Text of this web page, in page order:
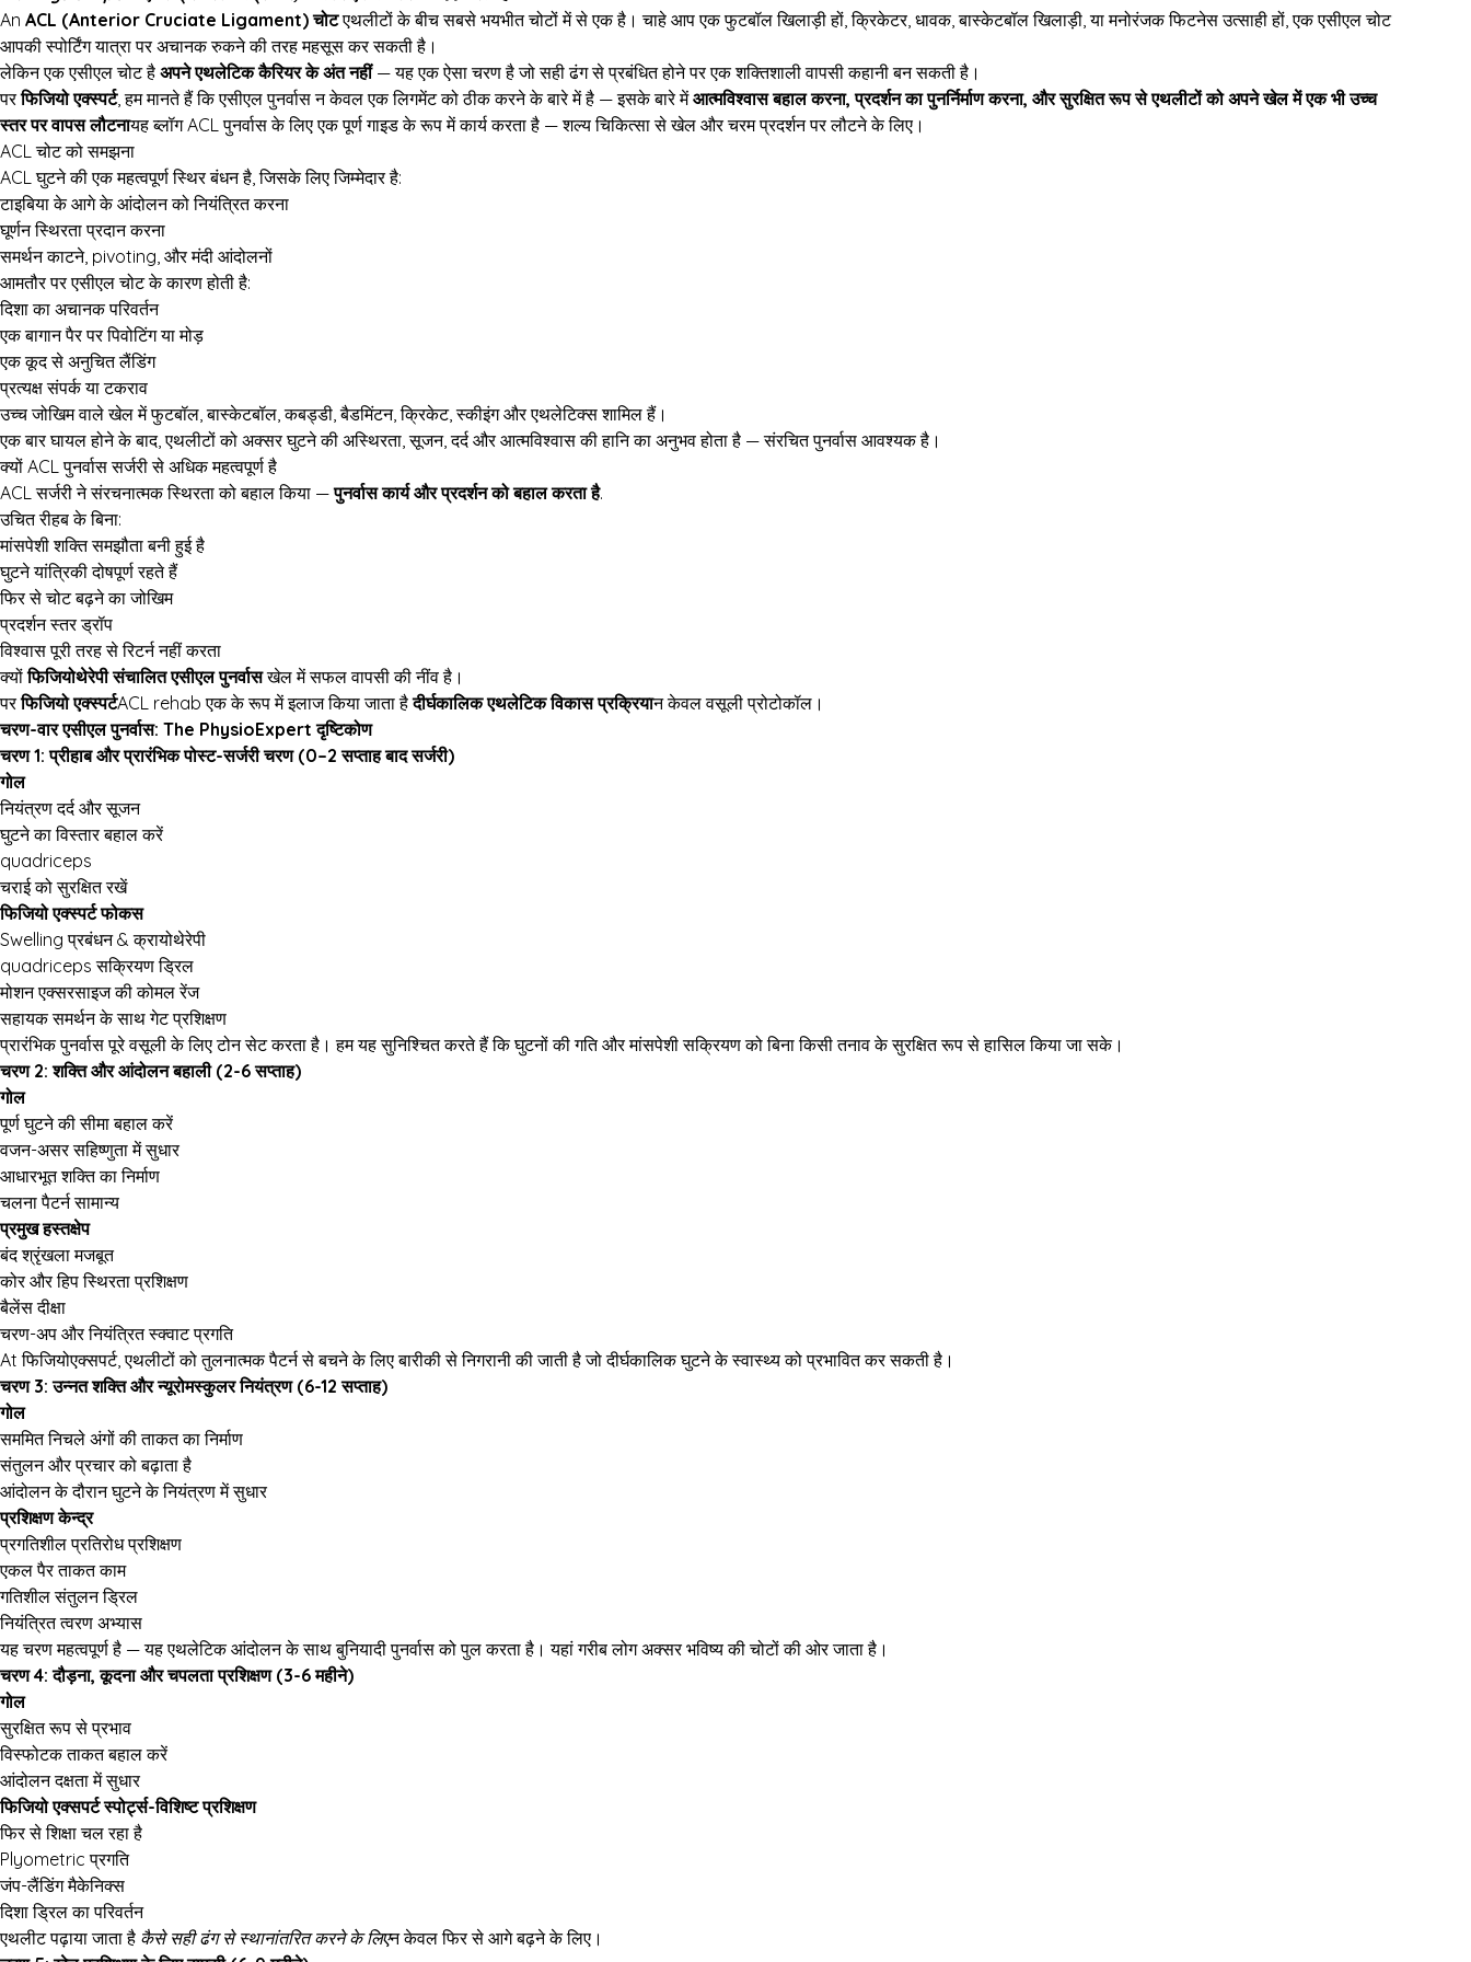
An ACL (Anterior Cruciate Ligament) चोटएथलीटों के बीच सबसे भयभीत चोटों में से एक है। चाहे आप एक फुटबॉल खिलाड़ी हों, क्रिकेटर, धावक, बास्केटबॉल खिलाड़ी, या मनोरंजक फिटनेस उत्साही हों, एक एसीएल चोट
आपकी स्पोर्टिंग यात्रा पर अचानक रुकने की तरह महसूस कर सकती है।
लेकिन एक एसीएल चोट है अपने एथलेटिक कैरियर के अंत नहीं— यह एक ऐसा चरण है जो सही ढंग से प्रबंधित होने पर एक शक्तिशाली वापसी कहानी बन सकती है।
परफिजियो एक्स्पर्ट, हम मानते हैं कि एसीएल पुनर्वास न केवल एक लिगमेंट को ठीक करने के बारे में है — इसके बारे मेंआत्मविश्वास बहाल करना, प्रदर्शन का पुनर्निर्माण करना, और सुरक्षित रूप से एथलीटों को अपने खेल में एक भी उच्च
स्तर पर वापस लौटनायह ब्लॉग ACL पुनर्वास के लिए एक पूर्ण गाइड के रूप में कार्य करता है — शल्य चिकित्सा से खेल और चरम प्रदर्शन पर लौटने के लिए।
ACL चोट को समझना
ACL घुटने की एक महत्वपूर्ण स्थिर बंधन है, जिसके लिए जिम्मेदार है:
टाइबिया के आगे के आंदोलन को नियंत्रित करना
घूर्णन स्थिरता प्रदान करना
समर्थन काटने, pivoting, और मंदी आंदोलनों
आमतौर पर एसीएल चोट के कारण होती है:
दिशा का अचानक परिवर्तन
एक बागान पैर पर पिवोटिंग या मोड़
एक कूद से अनुचित लैंडिंग
प्रत्यक्ष संपर्क या टकराव
उच्च जोखिम वाले खेल में फुटबॉल, बास्केटबॉल, कबड्डी, बैडमिंटन, क्रिकेट, स्कीइंग और एथलेटिक्स शामिल हैं।
एक बार घायल होने के बाद, एथलीटों को अक्सर घुटने की अस्थिरता, सूजन, दर्द और आत्मविश्वास की हानि का अनुभव होता है — संरचित पुनर्वास आवश्यक है।
क्यों ACL पुनर्वास सर्जरी से अधिक महत्वपूर्ण है
ACL सर्जरी ने संरचनात्मक स्थिरता को बहाल किया —पुनर्वास कार्य और प्रदर्शन को बहाल करता है.
उचित रीहब के बिना:
मांसपेशी शक्ति समझौता बनी हुई है
घुटने यांत्रिकी दोषपूर्ण रहते हैं
फिर से चोट बढ़ने का जोखिम
प्रदर्शन स्तर ड्रॉप
विश्वास पूरी तरह से रिटर्न नहीं करता
क्योंफिजियोथेरेपी संचालित एसीएल पुनर्वासखेल में सफल वापसी की नींव है।
परफिजियो एक्स्पर्टACL rehab एक के रूप में इलाज किया जाता हैदीर्घकालिक एथलेटिक विकास प्रक्रियान केवल वसूली प्रोटोकॉल।
चरण-वार एसीएल पुनर्वास: The PhysioExpert दृष्टिकोण
चरण 1: प्रीहाब और प्रारंभिक पोस्ट-सर्जरी चरण (0–2 सप्ताह बाद सर्जरी)
गोल
नियंत्रण दर्द और सूजन
घुटने का विस्तार बहाल करें
quadriceps
चराई को सुरक्षित रखें
फिजियो एक्स्पर्ट फोकस
Swelling प्रबंधन &क्रायोथेरेपी
quadriceps सक्रियण ड्रिल
मोशन एक्सरसाइज की कोमल रेंज
सहायक समर्थन के साथ गेट प्रशिक्षण
प्रारंभिक पुनर्वास पूरे वसूली के लिए टोन सेट करता है। हम यह सुनिश्चित करते हैं कि घुटनों की गति और मांसपेशी सक्रियण को बिना किसी तनाव के सुरक्षित रूप से हासिल किया जा सके।
चरण 2: शक्ति और आंदोलन बहाली (2-6 सप्ताह)
गोल
पूर्ण घुटने की सीमा बहाल करें
वजन-असर सहिष्णुता में सुधार
आधारभूत शक्ति का निर्माण
चलना पैटर्न सामान्य
प्रमुख हस्तक्षेप
बंद श्रृंखला मजबूत
कोर और हिप स्थिरता प्रशिक्षण
बैलेंस दीक्षा
चरण-अप और नियंत्रित स्क्वाट प्रगति
At फिजियोएक्सपर्ट, एथलीटों को तुलनात्मक पैटर्न से बचने के लिए बारीकी से निगरानी की जाती है जो दीर्घकालिक घुटने के स्वास्थ्य को प्रभावित कर सकती है।
चरण 3: उन्नत शक्ति और न्यूरोमस्कुलर नियंत्रण (6-12 सप्ताह)
गोल
सममित निचले अंगों की ताकत का निर्माण
संतुलन और प्रचार को बढ़ाता है
आंदोलन के दौरान घुटने के नियंत्रण में सुधार
प्रशिक्षण केन्द्र
प्रगतिशील प्रतिरोध प्रशिक्षण
एकल पैर ताकत काम
गतिशील संतुलन ड्रिल
नियंत्रित त्वरण अभ्यास
यह चरण महत्वपूर्ण है — यह एथलेटिक आंदोलन के साथ बुनियादी पुनर्वास को पुल करता है। यहां गरीब लोग अक्सर भविष्य की चोटों की ओर जाता है।
चरण 4: दौड़ना, कूदना और चपलता प्रशिक्षण (3-6 महीने)
गोल
सुरक्षित रूप से प्रभाव
विस्फोटक ताकत बहाल करें
आंदोलन दक्षता में सुधार
फिजियो एक्सपर्ट स्पोर्ट्स-विशिष्ट प्रशिक्षण
फिर से शिक्षा चल रहा है
Plyometric प्रगति
जंप-लैंडिंग मैकेनिक्स
दिशा ड्रिल का परिवर्तन
एथलीट पढ़ाया जाता है कैसे सही ढंग से स्थानांतरित करने के लिएन केवल फिर से आगे बढ़ने के लिए।